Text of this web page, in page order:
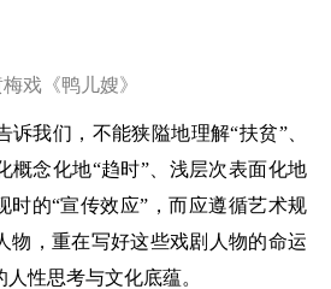
戏《鸭儿嫂》
我们，不能狭隘地理解“扶贫”、
概念化地“趋时”、浅层次表面化地
时的“宣传效应”，而应遵循艺术规
物，重在写好这些戏剧人物的命运
性思考与文化底蕴。